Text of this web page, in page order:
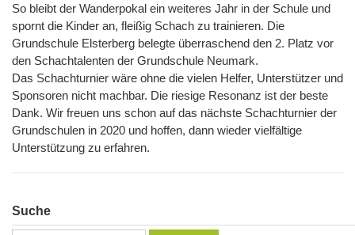
So bleibt der Wanderpokal ein weiteres Jahr in der Schule und
spornt die Kinder an, fleißig Schach zu trainieren. Die
Grundschule Elsterberg belegte überraschend den 2. Platz vor
den Schachtalenten der Grundschule Neumark.
Das Schachturnier wäre ohne die vielen Helfer, Unterstützer und
Sponsoren nicht machbar. Die riesige Resonanz ist der beste
Dank. Wir freuen uns schon auf das nächste Schachturnier der
Grundschulen in 2020 und hoffen, dann wieder vielfältige
Unterstützung zu erfahren.
Suche